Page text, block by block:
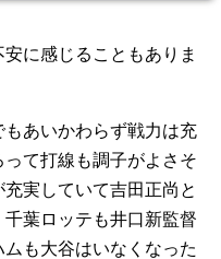
に感じることもありま
あいかわらず戦力は充
て打線も調子がよさそ
実していて吉田正尚と
葉ロッテも井口新監督
も大谷はいなくなった